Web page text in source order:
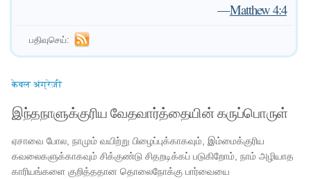
—Matthew 4:4
பதிவுசெய்:
केवल अंग्रेज़ी
இந்தநாளுக்குரிய வேதவார்த்தையின் கருப்பொருள்
ஏசாவை போல, நாமும் வயிற்று பிழைப்புக்காகவும், இம்மைக்குரிய
கவலைகளுக்காகவும் சிக்குண்டு சிதறடிக்கப் படுகிறோம், நாம் அழியாத
காரியங்களை குறித்ததான தொலைநோக்கு பார்வையை